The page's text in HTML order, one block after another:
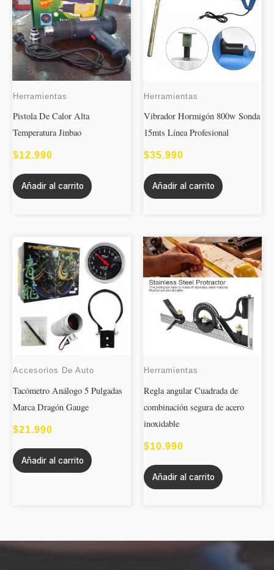
Herramientas
Pistola De Calor Alta
Temperatura Jinbao
$12.990
Añadir al carrito
Herramientas
Vibrador Hormigón 800w Sonda
15mts Línea Profesional
$35.990
Añadir al carrito
Accesorios De Auto
Tacómetro Análogo 5 Pulgadas
Marca Dragón Gauge
$21.990
Añadir al carrito
Herramientas
Regla angular Cuadrada de
combinación segura de acero
inoxidable
$10.990
Añadir al carrito